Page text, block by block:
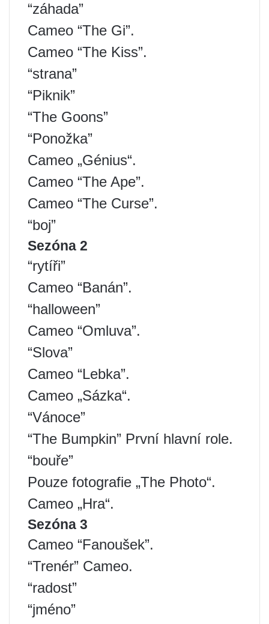
“záhada”
Cameo “The Gi”.
Cameo “The Kiss”.
“strana”
“Piknik”
“The Goons”
“Ponožka”
Cameo „Génius“.
Cameo “The Ape”.
Cameo “The Curse”.
“boj”
Sezóna 2
“rytíři”
Cameo “Banán”.
“halloween”
Cameo “Omluva”.
“Slova”
Cameo “Lebka”.
Cameo „Sázka“.
“Vánoce”
“The Bumpkin” První hlavní role.
“bouře”
Pouze fotografie „The Photo“.
Cameo „Hra“.
Sezóna 3
Cameo “Fanoušek”.
“Trenér” Cameo.
“radost”
“jméno”